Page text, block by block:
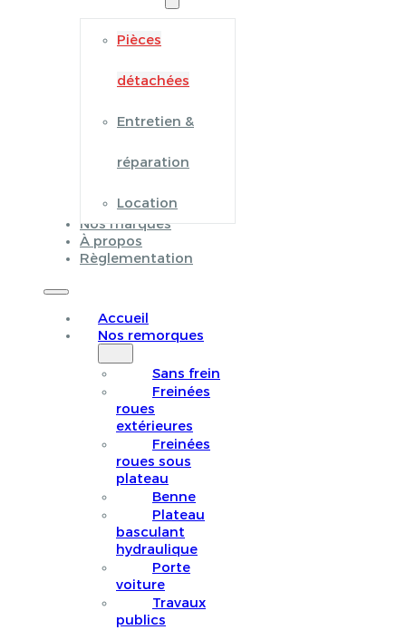
Pièces
détachées
Entretien &
réparation
Location
Nos marques
À propos
Règlementation
Accueil
Nos remorques
Sans frein
Freinées
roues
extérieures
Freinées
roues sous
plateau
Benne
Plateau
basculant
hydraulique
Porte
voiture
Travaux
publics